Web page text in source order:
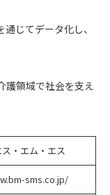
じてデータ化し、
護領域で社会を支え
・エム・エス
sms.co.jp/